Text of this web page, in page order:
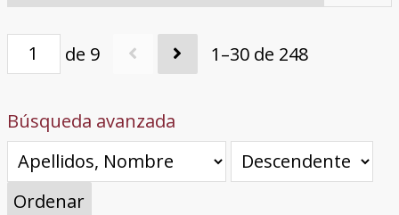
de 9 1–30 de 248
Búsqueda avanzada
Ordenar